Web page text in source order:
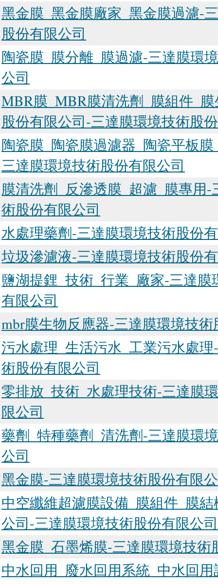
黑金膜_黑金膜廠家_黑金膜過濾-
股份有限公司
陶瓷膜_膜分離_膜過濾-三達膜環
公司
MBR膜_MBR膜清洗劑_膜組件_
股份有限公司-三達膜環境技術股
陶瓷膜_陶瓷膜過濾器_陶瓷平板
三達膜環境技術股份有限公司
膜清洗劑_反滲透膜_超濾_膜專用
術股份有限公司
水處理藥劑-三達膜環境技術股份
垃圾滲濾液-三達膜環境技術股份
鹽湖提鋰_技術_行業_廠家-三達
有限公司
mbr膜生物反應器-三達膜環境技
污水處理_生活污水_工業污水處
術股份有限公司
零排放_技術_水處理技術-三達膜
限公司
藥劑_特種藥劑_清洗劑-三達膜環
公司
黑金膜-三達膜環境技術股份有限
中空纖維超濾膜設備_膜組件_膜
公司-三達膜環境技術股份有限公司
黑金膜_石墨烯膜-三達膜環境技
中水回用_廢水回用系統_中水回